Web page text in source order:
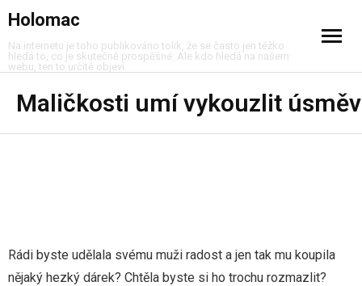
Holomac
Na internetu je toho publikováno tolik, že se často jen těžko
hledá to, co je skutečně prospěšné. Ale kdo hledá na našem
webu, ten to určitě objeví.
Cestování
Dům a byt
Nákupy
Maličkosti umí vykouzlit úsměv
Rádi byste udělala svému muži radost a jen tak mu koupila
nějaký hezký dárek? Chtěla byste si ho trochu rozmazlit?